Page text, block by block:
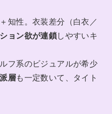
知性。衣装差分（白衣／
ョン欲が連鎖しやすいキ
フ系のビジュアルが希少
層も一定数いて、タイト